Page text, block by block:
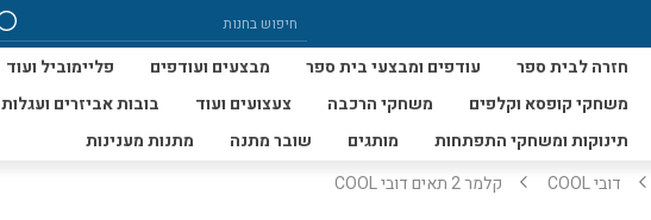
חזרה לבית ספר עודפים ומבצעי בית ספר מבצעים ועודפים פליימוביל ועוד
משחקי קופסא וקלפים
משחקי הרכבה צעצועים ועוד בובות אביזרים ועגלות
תינוקות ומשחקי התפתחות
מותגים שובר מתנה מתנות מענינות
דובי COOL קלמר 2 תאים דובי COOL